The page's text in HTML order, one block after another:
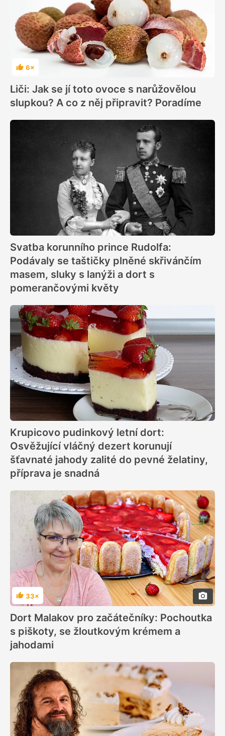
Hodnocení
6×
Liči: Jak se jí toto ovoce s narůžovělou
slupkou? A co z něj připravit? Poradíme
Svatba korunního prince Rudolfa:
Podávaly se taštičky plněné skřivánčím
masem, sluky s lanýži a dort s
pomerančovými květy
Krupicovo pudinkový letní dort:
Osvěžující vláčný dezert korunují
šťavnaté jahody zalité do pevné želatiny,
příprava je snadná
Hodnocení
33×
Dort Malakov pro začátečníky: Pochoutka
s piškoty, se žloutkovým krémem a
jahodami